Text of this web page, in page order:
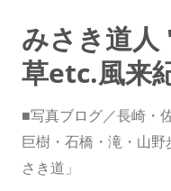
みさき道人
草etc.風来
■写真ブログ／長崎・
巨樹・石橋・滝・山
さき道」